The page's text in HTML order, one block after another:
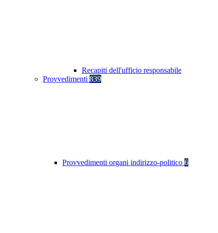
Recapiti dell'ufficio responsabile
Provvedimenti 839
Provvedimenti organi indirizzo-politico 6